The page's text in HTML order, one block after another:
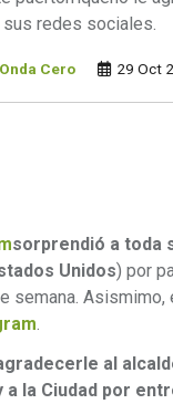
redes sociales.
Cero 29 Oct
sorprendió a toda
Unidos) por
semana. Asismimo,
.
al
a la Ciudad por